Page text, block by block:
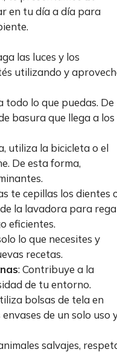
en tu día a día para
las luces y los
utilizando y
todo lo que puedas. De
basura que llega a los
utiliza la bicicleta o el
De esta forma,
te cepillas los dientes
la lavadora para
eficientes.
lo que necesites y
recetas.
: Contribuye a la
de tu entorno.
bolsas de tela en
de un solo uso
salvajes,